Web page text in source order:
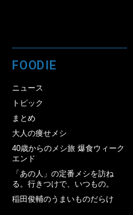
FOODIE
ニュース
トピック
まとめ
大人の痩せメシ
40歳からのメシ旅 爆食ウィーク
エンド
「あの人」の定番メシを訪ね
る。行きつけで、いつもの。
稲田俊輔のうまいものだらけ